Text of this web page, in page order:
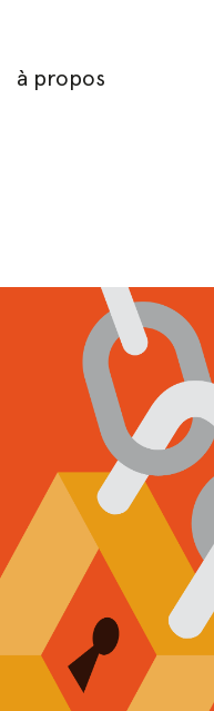
à propos